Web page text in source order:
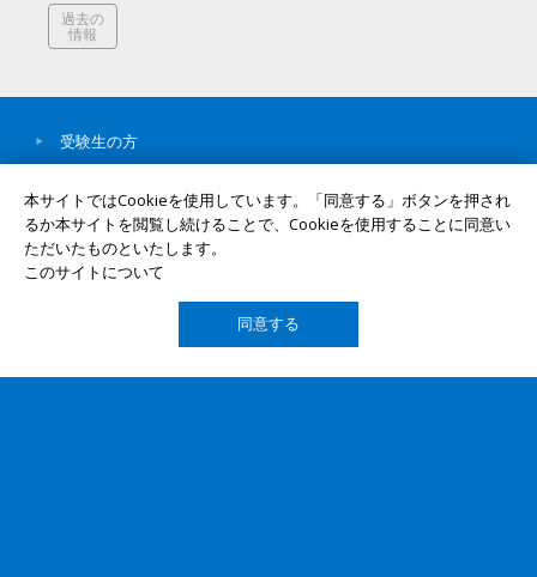
過去の
情報
受験生の方
卒業生の方
企業・研究者の方
社会人・地域の方
岡山大学について
本サイトではCookieを使用しています。「同意する」ボタンを押され
るか本サイトを閲覧し続けることで、Cookieを使用することに同意い
ただいたものといたします。
このサイトについて
同意する